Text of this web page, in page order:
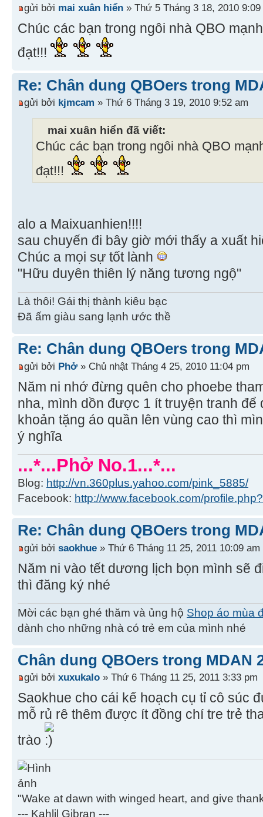
gửi bởi mai xuân hiển » Thứ 5 Tháng 3 18, 2010 9:09
Chúc các bạn trong ngôi nhà QBO
đạt!!!
Re: Chân dung QBOers trong
gửi bởi kjmcam » Thứ 6 Tháng 3 19, 2010 9:52 am
mai xuân hiển đã viết:
Chúc các bạn trong ngôi nhà QBO
đạt!!!
alo a Maixuanhien!!!!
sau chuyến đi bây giờ mới thấy a xuất
Chúc a mọi sự tốt lành
"Hữu duyên thiên lý năng tương ngộ"
Là thôi! Gái thị thành kiêu bạc
Đã ấm giàu sang lạnh ước thề
Re: Chân dung QBOers trong
gửi bởi Phở » Chủ nhật Tháng 4 25, 2010 11:04 pm
Năm ni nhớ đừng quên cho phoebe
nha, mình dồn được 1 ít truyện tranh để
khoản tặng áo quần lên vùng cao thì
ý nghĩa
...*...Phở No.1...*...
Blog: http://vn.360plus.yahoo.com/pink_5885/
Facebook: http://www.facebook.com/
Re: Chân dung QBOers trong
gửi bởi saokhue » Thứ 6 Tháng 11 25, 2011 10:09 am
Năm ni vào tết dương lịch bọn mình sẽ
thì đăng ký nhé
Mời các bạn ghé thăm và ủng hộ Shop áo mùa
dành cho những nhà có trẻ em của mình nhé
Chân dung QBOers trong MDAN
gửi bởi xuxukalo » Thứ 6 Tháng 11 25, 2011 3:33 pm
Saokhue cho cái kế hoạch cụ tỉ cô súc
mỗ rủ rê thêm được ít đồng chí tre trẻ
trào
"Wake at dawn with winged heart, and give
--- Kahlil Gibran ---